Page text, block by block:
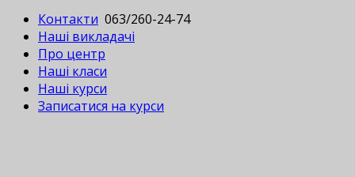
Контакти 063/260-24-74
Наші викладачі
Про центр
Наші класи
Наші курси
Записатися на курси